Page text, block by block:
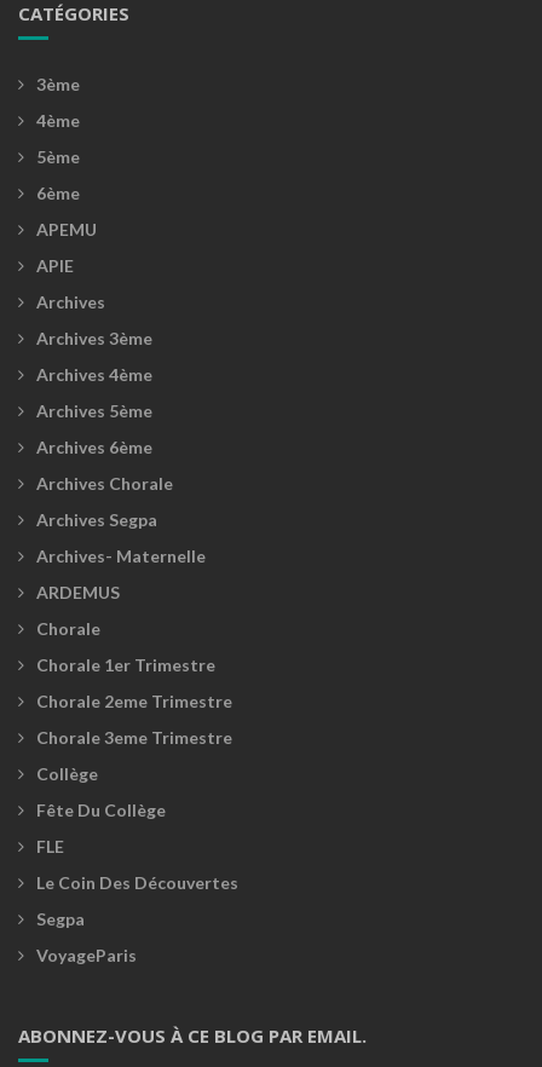
CATÉGORIES
3ème
4ème
5ème
6ème
APEMU
APIE
Archives
Archives 3ème
Archives 4ème
Archives 5ème
Archives 6ème
Archives Chorale
Archives Segpa
Archives- Maternelle
ARDEMUS
Chorale
Chorale 1er Trimestre
Chorale 2eme Trimestre
Chorale 3eme Trimestre
Collège
Fête Du Collège
FLE
Le Coin Des Découvertes
Segpa
VoyageParis
ABONNEZ-VOUS À CE BLOG PAR EMAIL.